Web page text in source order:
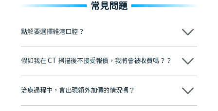
常見問題
點解要選擇維港口腔？
維港口腔踐行「醫道濟世」的大學校訓，各分院匯聚來自香港、內地的
牌」、「2025香港企業領袖品牌」，是諾貝爾種植系統全球放心植牙中
至今已服務超過三十個國家和地區的顧客，受到粵港澳大灣區及周邊城
市市民極高的口碑評價及信任推薦 珠海、深圳設有八大分院，香港亦設
有咨詢及服務保障中心，有任何問題都可以隨時預約免費咨詢，讓人十
假如我在 CT 掃描後不接受報價，我將會被收費嗎？？
不會！只要未開始實際服務之前，你不會被收取任何費用。
治療過程中，會出現額外加價的情況嗎？
不會，治療前我們會詳細說明治療方案及對應的價錢，顧客同意並簽字